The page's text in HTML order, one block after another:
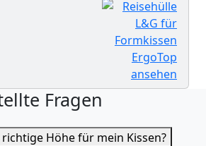
Fragen
Höhe für mein Kissen?